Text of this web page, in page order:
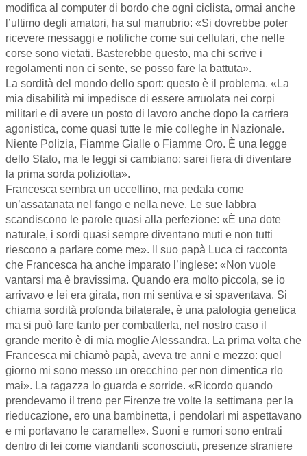
modifica al computer di bordo che ogni ciclista, ormai anche
l’ultimo degli amatori, ha sul manubrio: «Si dovrebbe poter
ricevere messaggi e notifiche come sui cellulari, che nelle
corse sono vietati. Basterebbe questo, ma chi scrive i
regolamenti non ci sente, se posso fare la battuta».
La sordità del mondo dello sport: questo è il problema. «La
mia disabilità mi impedisce di essere arruolata nei corpi
militari e di avere un posto di lavoro anche dopo la carriera
agonistica, come quasi tutte le mie colleghe in Nazionale.
Niente Polizia, Fiamme Gialle o Fiamme Oro. È una legge
dello Stato, ma le leggi si cambiano: sarei fiera di diventare
la prima sorda poliziotta».
Francesca sembra un uccellino, ma pedala come
un’assatanata nel fango e nella neve. Le sue labbra
scandiscono le parole quasi alla perfezione: «È una dote
naturale, i sordi quasi sempre diventano muti e non tutti
riescono a parlare come me». Il suo papà Luca ci racconta
che Francesca ha anche imparato l’inglese: «Non vuole
vantarsi ma è bravissima. Quando era molto piccola, se io
arrivavo e lei era girata, non mi sentiva e si spaventava. Si
chiama sordità profonda bilaterale, è una patologia genetica
ma si può fare tanto per combatterla, nel nostro caso il
grande merito è di mia moglie Alessandra. La prima volta che
Francesca mi chiamò papà, aveva tre anni e mezzo: quel
giorno mi sono messo un orecchino per non dimentica rlo
mai». La ragazza lo guarda e sorride. «Ricordo quando
prendevamo il treno per Firenze tre volte la settimana per la
rieducazione, ero una bambinetta, i pendolari mi aspettavano
e mi portavano le caramelle». Suoni e rumori sono entrati
dentro di lei come viandanti sconosciuti, presenze straniere